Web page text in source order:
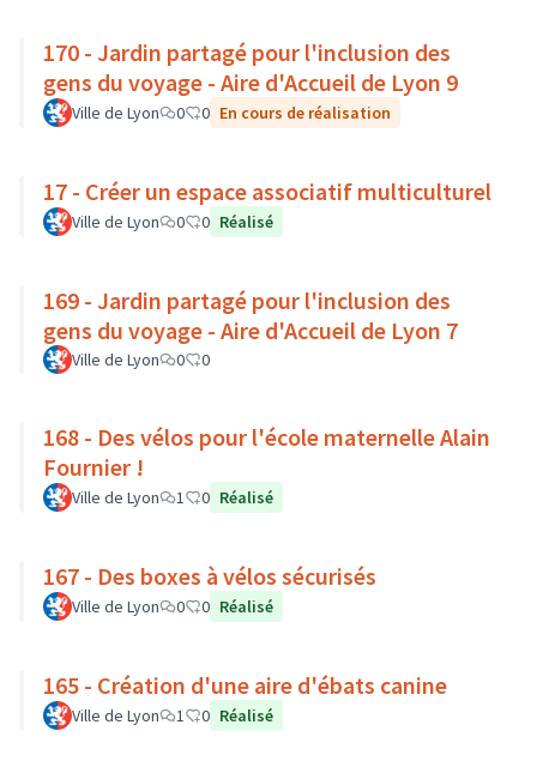
170 - Jardin partagé pour l'inclusion des
gens du voyage - Aire d'Accueil de Lyon 9
Ville de Lyon 0 0 En cours de réalisation
17 - Créer un espace associatif multiculturel
Ville de Lyon 0 0 Réalisé
169 - Jardin partagé pour l'inclusion des
gens du voyage - Aire d'Accueil de Lyon 7
Ville de Lyon 0 0
168 - Des vélos pour l'école maternelle Alain
Fournier !
Ville de Lyon 1 0 Réalisé
167 - Des boxes à vélos sécurisés
Ville de Lyon 0 0 Réalisé
165 - Création d'une aire d'ébats canine
Ville de Lyon 1 0 Réalisé